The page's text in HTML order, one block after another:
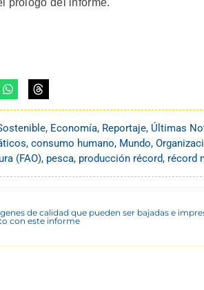
prólogo del informe.
, Economía, Reportaje, Últimas
, consumo humano, Mundo,
(FAO), pesca, producción récord, récord
de calidad que pueden ser bajadas e
con este informe